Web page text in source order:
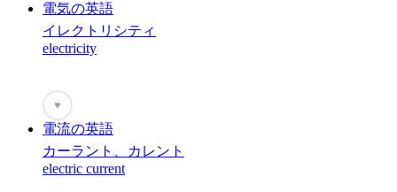
電気の英語
イレクトリシティ
electricity
♥
電流の英語
カーラント、カレント
electric current